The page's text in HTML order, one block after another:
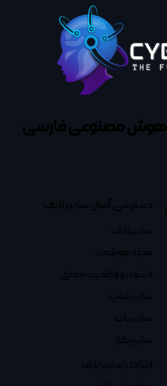
هوش مصنوعی فارسی
دسترسی آسان سایبرلایف
سایبرلایف
مجله هوشمند
استودیو واقعیت مجازی
سایبرشاپ
سایبربات
سایبرکار
ارتباط با سایبرلایف